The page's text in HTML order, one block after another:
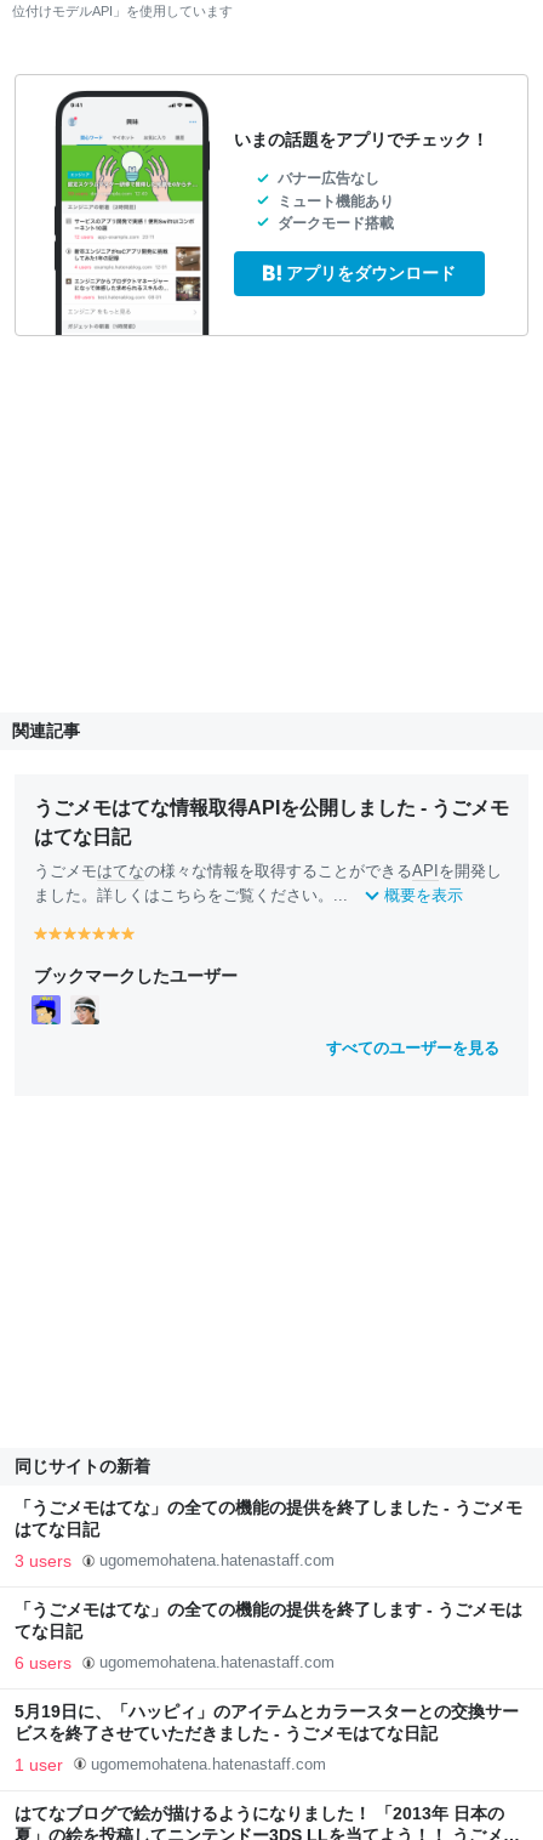
位付けモデルAPI」を使用しています
いまの話題をアプリでチェック！
バナー広告なし
ミュート機能あり
ダークモード搭載
アプリをダウンロード
関連記事
うごメモはてな情報取得APIを公開しました - うごメモ
はてな日記
うごメモはてなの様々な情報を取得することができるAPI を開発し
ました。詳しくはこちらをご覧ください。...
概要を表示
y
ll
o
w
y
ll
o
w
y
ll
w
y
ll
o
w
y
ll
o
w
y
ll ll
ブックマークしたユーザー
すべてのユーザーを見る
同じサイトの新着
「うごメモはてな」の全ての機能の提供を終了しました - うごメモ
はてな日記
3 users ugomemohatena.hatenastaff.com
「うごメモはてな」の全ての機能の提供を終了します - うごメモは
てな日記
6 users ugomemohatena.hatenastaff.com
5月19日に、「ハッピィ」のアイテムとカラースターとの交換サー
ビスを終了させていただきました - うごメモはてな日記
1 user ugomemohatena.hatenastaff.com
はてなブログで絵が描けるようになりました！ 「2013年 日本の
夏」の絵を投稿してニンテンドー3DS LLを当てよう！！ うごメモ